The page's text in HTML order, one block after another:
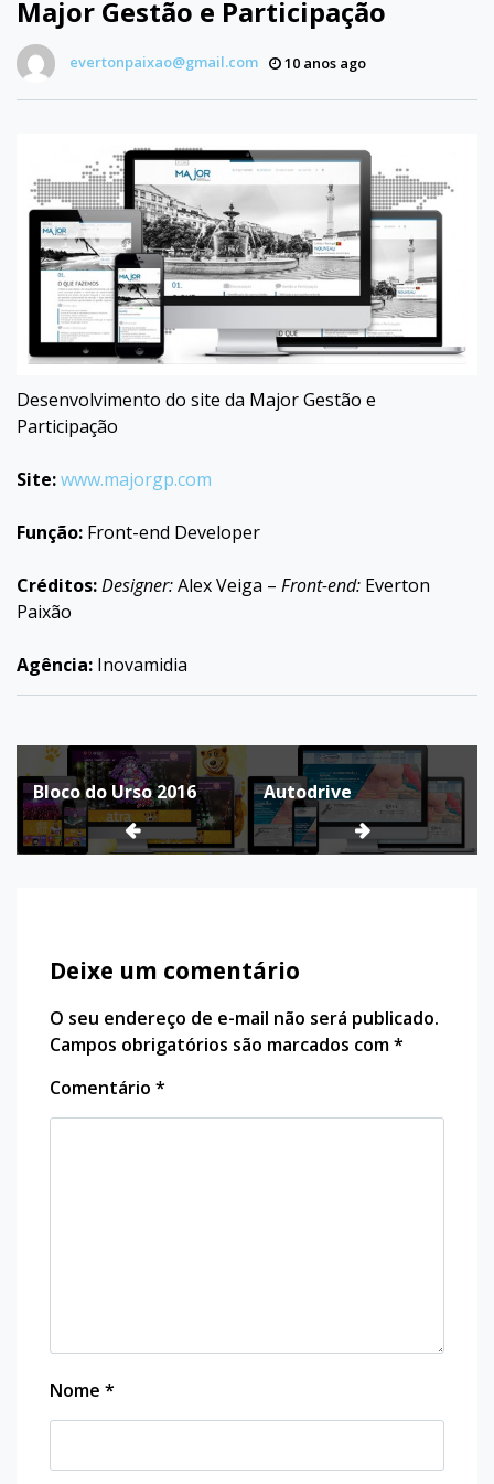
Major Gestão e Participação
evertonpaixao@gmail.com 10 anos ago
Desenvolvimento do site da Major Gestão e
Participação
Site:www.majorgp.com
Função: Front-end Developer
Créditos:Designer:Alex Veiga – Front-end: Everton
Paixão
Agência: Inovamidia
Navegação
de
Post
Bloco do Urso 2016 Autodrive
Deixe um comentário
O seu endereço de e-mail não será publicado.
Campos obrigatórios são marcados com*
Comentário *
Nome *